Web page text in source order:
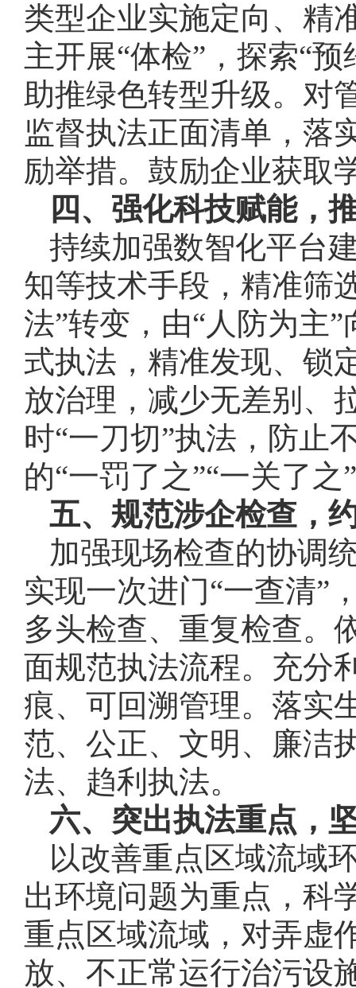
类型企业实施定向、精
主开展“体检”，探索“
助推绿色转型升级。对
监督执法正面清单，落
励举措。鼓励企业获取
四、强化科技赋能，
持续加强数智化平台
知等技术手段，精准筛
法”转变，由“人防为主
式执法，精准发现、锁
放治理，减少无差别、
时“一刀切”执法，防止
的“一罚了之”“一关了之
五、规范涉企检查，
加强现场检查的协调
实现一次进门“一查清”
多头检查、重复检查。
面规范执法流程。充分
痕、可回溯管理。落实
范、公正、文明、廉洁
法、趋利执法。
六、突出执法重点，
以改善重点区域流域
出环境问题为重点，科
重点区域流域，对弄虚
放、不正常运行治污设